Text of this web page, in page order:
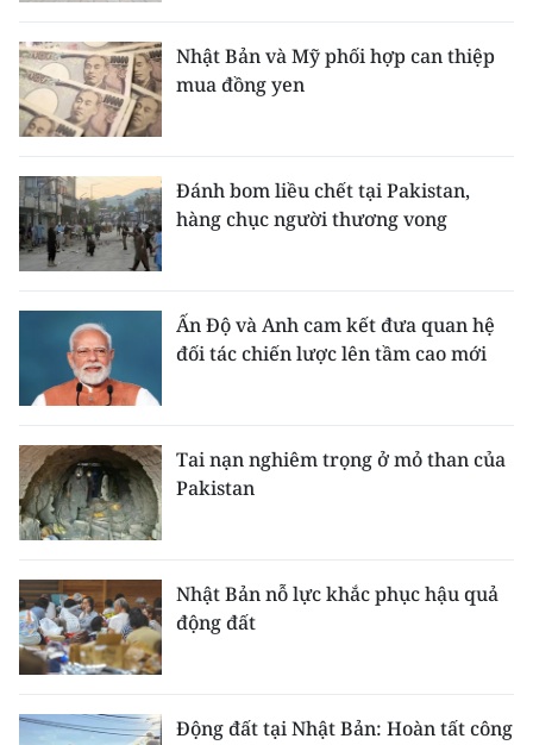
Nhật Bản và Mỹ phối hợp can thiệp
mua đồng yen
Đánh bom liều chết tại Pakistan,
hàng chục người thương vong
Ấn Độ và Anh cam kết đưa quan hệ
đối tác chiến lược lên tầm cao mới
Tai nạn nghiêm trọng ở mỏ than của
Pakistan
Nhật Bản nỗ lực khắc phục hậu quả
động đất
Động đất tại Nhật Bản: Hoàn tất công